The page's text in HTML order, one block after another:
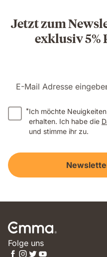
Jetzt zum
exklusiv 5%
E-Mail Adresse
*Ich möchte
erhalten. Ich habe die
und stimme ihr zu.
Folge uns